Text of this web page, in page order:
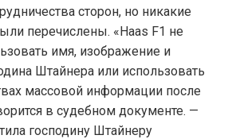
сторон, но никакие
перечислены. «Haas F1 не
имя, изображение и
Штайнера или использовать
массовой информации после
в судебном документе. —
господину Штайнеру